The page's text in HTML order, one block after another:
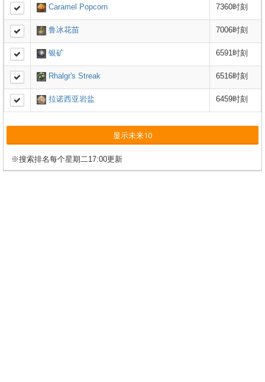
Caramel Popcorn 7360时刻
鲁冰花苗 7006时刻
银矿 6591时刻
Rhalgr's Streak 6516时刻
拉诺西亚岩盐 6459时刻
显示未来10
※搜索排名每个星期二17:00更新